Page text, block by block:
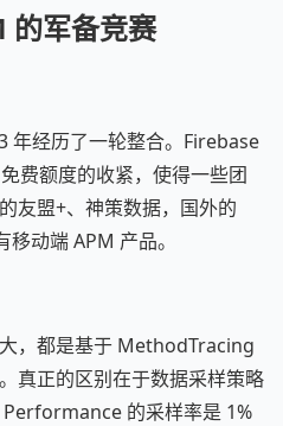
的军备竞赛
年经历了一轮整合。Firebase
额度的收紧，使得一些团
友盟+、神策数据，国外的
动端 APM 产品。
，都是基于 MethodTracing
真正的区别在于数据采样策略
的采样率是 1%